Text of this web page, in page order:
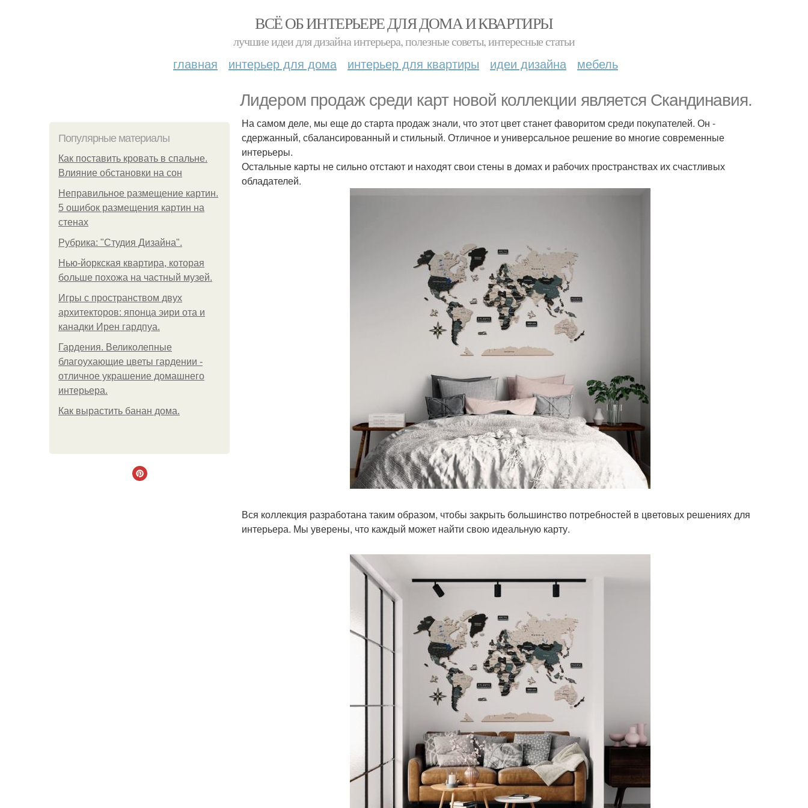
ВСЁ ОБ ИНТЕРЬЕРЕ ДЛЯ ДОМА И КВАРТИРЫ
лучшие идеи для дизайна интерьера, полезные советы, интересные статьи
главная интерьер для дома интерьер для квартиры идеи дизайна мебель
Лидером продаж среди карт новой коллекции является Скандинавия.
Популярные материалы
Как поставить кровать в спальне.
Влияние обстановки на сон
Неправильное размещение картин.
5 ошибок размещения картин на
стенах
Рубрика: "Студия Дизайна".
Нью-йоркская квартира, которая
больше похожа на частный музей.
Игры с пространством двух
архитекторов: японца эири ота и
канадки Ирен гардпуа.
Гардения. Великолепные
благоухающие цветы гардении -
отличное украшение домашнего
интерьера.
Как вырастить банан дома.
На самом деле, мы еще до старта продаж знали, что этот цвет станет фаворитом среди покупателей. Он -
сдержанный, сбалансированный и стильный. Отличное и универсальное решение во многие современные
интерьеры.
Остальные карты не сильно отстают и находят свои стены в домах и рабочих пространствах их счастливых
обладателей.
Вся коллекция разработана таким образом, чтобы закрыть большинство потребностей в цветовых решениях для
интерьера. Мы уверены, что каждый может найти свою идеальную карту.